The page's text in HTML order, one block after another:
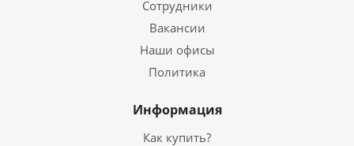
Сотрудники
Вакансии
Наши офисы
Политика
Информация
Как купить?